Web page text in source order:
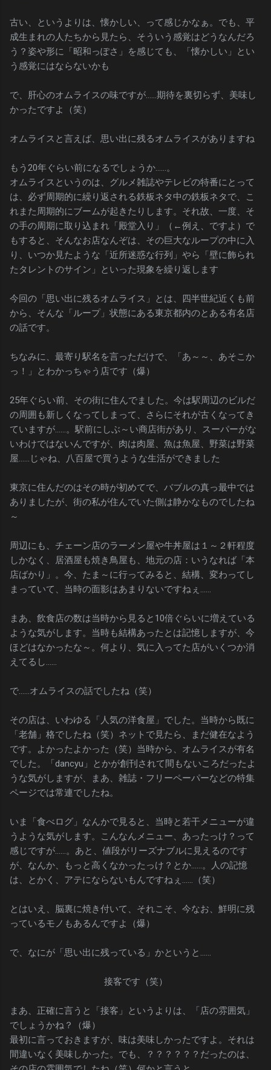
古い、というよりは、懐かしい、って感じかなぁ。でも、平
成生まれの人たちから見たら、そういう感覚はどうなんだろ
う？姿や形に「昭和っぽさ」を感じても、「懐かしい」とい
う感覚にはならないかも
で、肝心のオムライスの味ですが……期待を裏切らず、美味し
かったですよ（笑）
オムライスと言えば、思い出に残るオムライスがありますね
もう20年ぐらい前になるでしょうか……。
オムライスというのは、グルメ雑誌やテレビの特番にとって
は、必ず周期的に繰り返される鉄板ネタ中の鉄板ネタで、こ
れまた周期的にブームが起きたりします。それ故、一度、そ
の手の周期に取り込まれ「殿堂入り」（←例え、ですよ）で
もすると、そんなお店なんぞは、その巨大なループの中に入
り、いつか見たような「近所迷惑な行列」やら「壁に飾られ
たタレントのサイン」といった現象を繰り返します
今回の「思い出に残るオムライス」とは、四半世紀近くも前
から、そんな「ループ」状態にある東京都内のとある有名店
の話です。
ちなみに、最寄り駅名を言っただけで、「あ～～、あそこか
っ！」とわかっちゃう店です（爆）
25年ぐらい前、その街に住んでました。今は駅周辺のビルだ
の周囲も新しくなってしまって、さらにそれが古くなってき
ていますが……。駅前にしぶ～い商店街があり、スーパーがな
いわけではないんですが、肉は肉屋、魚は魚屋、野菜は野菜
屋……じゃね、八百屋で買うような生活ができました
東京に住んだのはその時が初めてで、バブルの真っ最中では
ありましたが、街の私が住んでいた側は静かなものでしたね
～
周辺にも、チェーン店のラーメン屋や牛丼屋は１～２軒程度
しかなく、居酒屋も焼き鳥屋も、地元の店：いうなれば「本
店ばかり」。今、たま～に行ってみると、結構、変わってし
まっていて、当時の面影はあまりないですねぇ……
まあ、飲食店の数は当時から見ると10倍ぐらいに増えている
ような気がします。当時も結構あったとは記憶しますが、今
ほどはなかったな～。何より、気に入ってた店がいくつか消
えてるし……
で……オムライスの話でしたね（笑）
その店は、いわゆる「人気の洋食屋」でした。当時から既に
「老舗」格でしたね（笑）ネットで見たら、まだ健在なよう
です。よかったよかった（笑）当時から、オムライスが有名
でした。「dancyu」とかが創刊されて間もないころだったよ
うな気がしますが、まあ、雑誌・フリーペーパーなどの特集
ページでは常連でしたね。
いま「食べログ」なんかで見ると、当時と若干メニューが違
うような気がします。こんなんメニュー、あったっけ？って
感じですが……。あと、値段がリーズナブルに見えるのです
が、なんか、もっと高くなかったっけ？とか……。人の記憶
は、とかく、アテにならないもんですねぇ……（笑）
とはいえ、脳裏に焼き付いて、それこそ、今なお、鮮明に残
っているモノもあるんですよ（爆）
で、なにが「思い出に残っている」かというと……
接客です（笑）
まあ、正確に言うと「接客」というよりは、「店の雰囲気」
でしょうかね？（爆）
最初に言っておきますが、味は美味しかったですよ。それは
間違いなく美味しかった。でも、？？？？？？だったのは、